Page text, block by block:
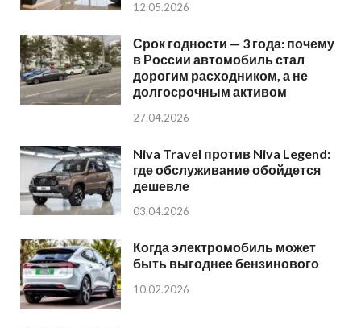
12.05.2026
Срок годности — 3 года: почему
в России автомобиль стал
дорогим расходником, а не
долгосрочным активом
27.04.2026
Niva Travel против Niva Legend:
где обслуживание обойдется
дешевле
03.04.2026
Когда электромобиль может
быть выгоднее бензинового
10.02.2026